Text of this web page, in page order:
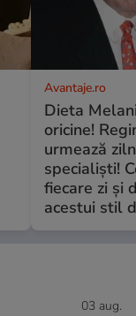
Avantaje.ro
Dieta
oricine!
urmează
specialiști!
fiecare zi și
acestui stil
03 aug.